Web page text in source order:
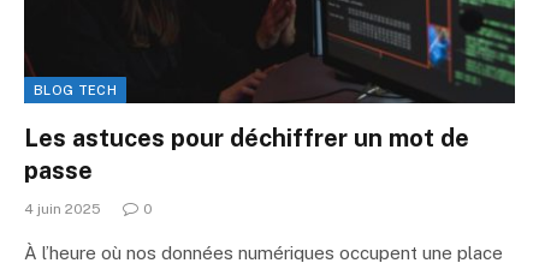
BLOG TECH
Les astuces pour déchiffrer un mot de
passe
4 juin 2025 0
À l’heure où nos données numériques occupent une place